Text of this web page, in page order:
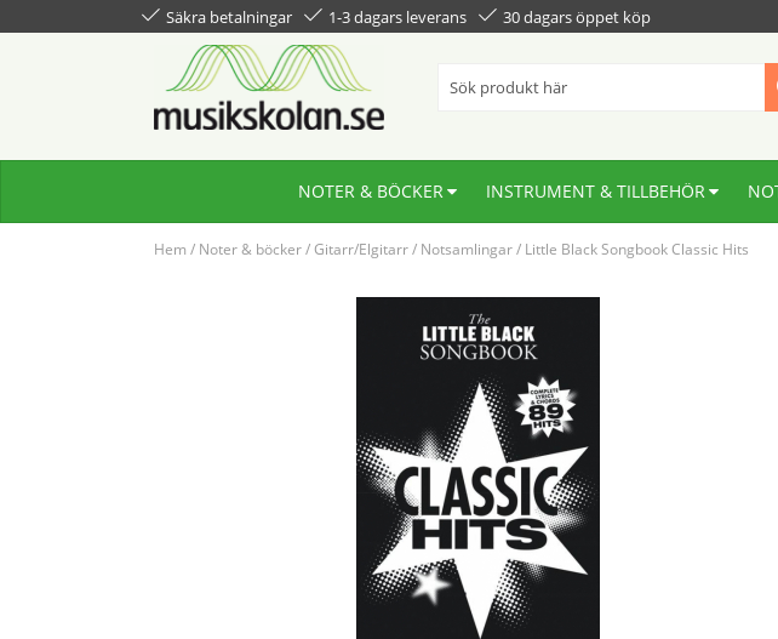
Säkra betalningar 1-3 dagars leverans 30 dagars öppet köp
NOTER & BÖCKER INSTRUMENT & TILLBEHÖR
Hem / Noter & böcker/Gitarr/Elgitarr/ Notsamlingar/ Little Black Songbook Classic Hits